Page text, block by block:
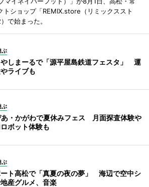
トショップ「REMIX.store（リミックススト
で始まった。
ぶ
しまーるで「源平屋島鉄道フェスタ」 運
ライブも
ぶ
・かがわで夏休みフェス 月面探査体験や
ボット体験も
ぶ
ト高松で「真夏の夜の夢」 海辺で空中シ
産グルメ、音楽